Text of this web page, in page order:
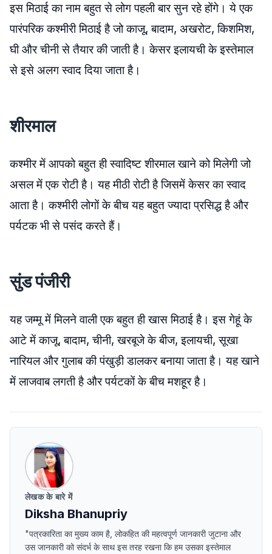
इस मिठाई का नाम बहुत से लोग पहली बार सुन रहे होंगे। ये एक
पारंपरिक कश्मीरी मिठाई है जो काजू, बादाम, अखरोट, किशमिश,
घी और चीनी से तैयार की जाती है। केसर इलायची के इस्तेमाल
से इसे अलग स्वाद दिया जाता है।
शीरमाल
कश्मीर में आपको बहुत ही स्वादिष्ट शीरमाल खाने को मिलेगी जो
असल में एक रोटी है। यह मीठी रोटी है जिसमें केसर का स्वाद
आता है। कश्मीरी लोगों के बीच यह बहुत ज्यादा प्रसिद्ध है और
पर्यटक भी से पसंद करते हैं।
सुंड पंजीरी
यह जम्मू में मिलने वाली एक बहुत ही खास मिठाई है। इस गेहूं के
आटे में काजू, बादाम, चीनी, खरबूजे के बीज, इलायची, सूखा
नारियल और गुलाब की पंखुड़ी डालकर बनाया जाता है। यह खाने
में लाजवाब लगती है और पर्यटकों के बीच मशहूर है।
लेखक के बारे में
Diksha Bhanupriy
"पत्रकारिता का मुख्य काम है, लोकहित की महत्वपूर्ण जानकारी जुटाना और
उस जानकारी को संदर्भ के साथ इस तरह रखना कि हम उसका इस्तेमाल